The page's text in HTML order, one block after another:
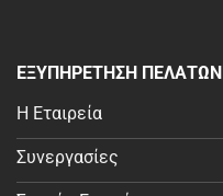
ΕΞΥΠΗΡΕΤΗΣΗ ΠΕΛΑΤΩΝ
Η Εταιρεία
Συνεργασίες